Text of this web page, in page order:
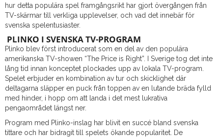
hur detta populära spel framgångsrikt har gjort övergången från
TV-skärmar till verkliga upplevelser, och vad det innebär för
svenska spelentusiaster.
PLINKO I SVENSKA TV-PROGRAM
Plinko blev först introducerat som en del av den populära
amerikanska TV-showen “The Price is Right”. I Sverige tog det inte
lång tid innan konceptet plockades upp av lokala TV-program.
Spelet erbjuder en kombination av tur och skicklighet där
deltagarna släpper en puck från toppen av en lutande bräda fylld
med hinder, i hopp om att landa i det mest lukrativa
pengaområdet längst ner.
Program med Plinko-inslag har blivit en succé bland svenska
tittare och har bidragit till spelets ökande popularitet. De